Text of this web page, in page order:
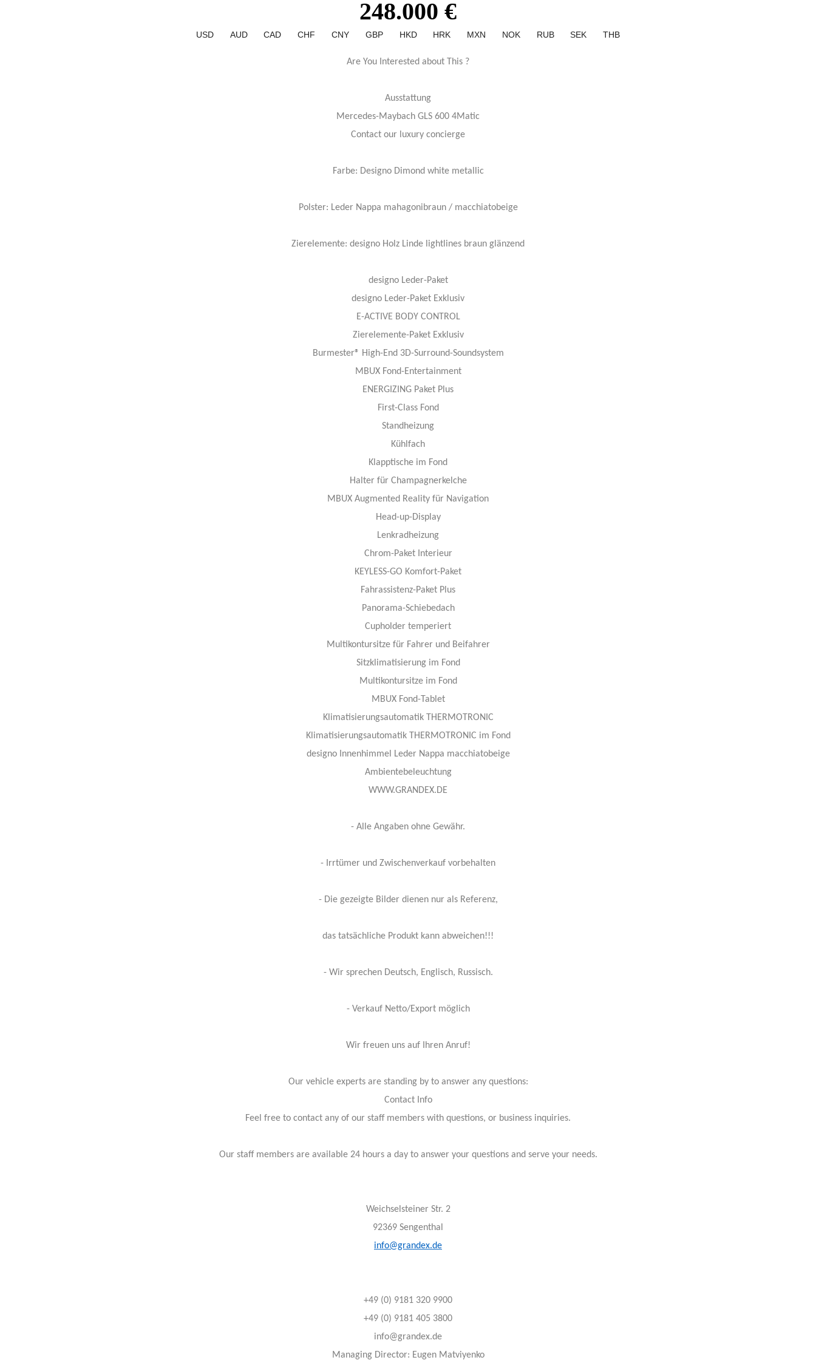
248.000 €
USD AUD CAD CHF CNY GBP HKD HRK MXN NOK RUB SEK THB
Are You Interested about This ?
Ausstattung
Mercedes-Maybach GLS 600 4Matic
Contact our luxury concierge
Farbe: Designo Dimond white metallic
Polster: Leder Nappa mahagonibraun / macchiatobeige
Zierelemente: designo Holz Linde lightlines braun glänzend
designo Leder-Paket
designo Leder-Paket Exklusiv
E-ACTIVE BODY CONTROL
Zierelemente-Paket Exklusiv
Burmester® High-End 3D-Surround-Soundsystem
MBUX Fond-Entertainment
ENERGIZING Paket Plus
First-Class Fond
Standheizung
Kühlfach
Klapptische im Fond
Halter für Champagnerkelche
MBUX Augmented Reality für Navigation
Head-up-Display
Lenkradheizung
Chrom-Paket Interieur
KEYLESS-GO Komfort-Paket
Fahrassistenz-Paket Plus
Panorama-Schiebedach
Cupholder temperiert
Multikontursitze für Fahrer und Beifahrer
Sitzklimatisierung im Fond
Multikontursitze im Fond
MBUX Fond-Tablet
Klimatisierungsautomatik THERMOTRONIC
Klimatisierungsautomatik THERMOTRONIC im Fond
designo Innenhimmel Leder Nappa macchiatobeige
Ambientebeleuchtung
WWW.GRANDEX.DE
- Alle Angaben ohne Gewähr.
- Irrtümer und Zwischenverkauf vorbehalten
- Die gezeigte Bilder dienen nur als Referenz,
das tatsächliche Produkt kann abweichen!!!
- Wir sprechen Deutsch, Englisch, Russisch.
- Verkauf Netto/Export möglich
Wir freuen uns auf Ihren Anruf!
Our vehicle experts are standing by to answer any questions:
Contact Info
Feel free to contact any of our staff members with questions, or business inquiries.
Our staff members are available 24 hours a day to answer your questions and serve your needs.
Weichselsteiner Str. 2
92369 Sengenthal
info@grandex.de
+49 (0) 9181 320 9900
+49 (0) 9181 405 3800
info@grandex.de
Managing Director: Eugen Matviyenko